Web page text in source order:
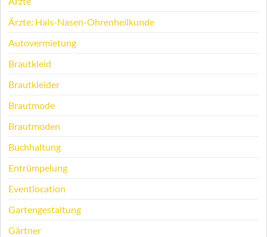
Ärzte: Hals-Nasen-Ohrenheilkunde
Autovermietung
Brautkleid
Brautkleider
Brautmode
Brautmoden
Buchhaltung
Entrümpelung
Eventlocation
Gartengestaltung
Gärtner